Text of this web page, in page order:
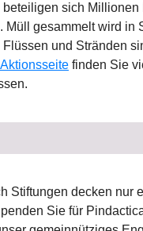
beteiligen sich Millionen
Müll gesammelt wird in
und Stränden
finden Sie
Stiftungen decken nur
Sie für